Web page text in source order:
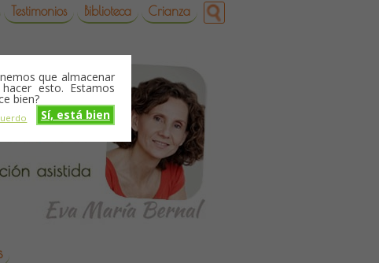
que almacenar
esto. Estamos
bien?
Sí, está bien
Testimonios Biblioteca Crianza